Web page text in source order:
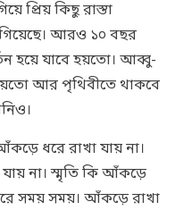
প্রিয় কিছু রাস্তা
আরও ১০ বছর
হয়ে যাবে হয়তো। আব্বু-
আর পৃথিবীতে থাকবে
ধরে রাখা যায় না।
না। স্মৃতি কি আঁকড়ে
সময় সময়। আঁকড়ে রাখা